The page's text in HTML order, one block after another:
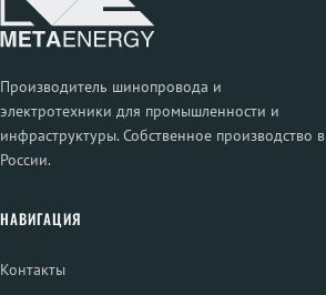
Производитель шинопровода и
электротехники для промышленности и
инфраструктуры. Собственное производство в
России.
НАВИГАЦИЯ
Контакты